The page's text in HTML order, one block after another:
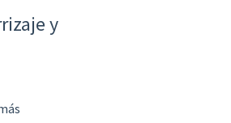
y